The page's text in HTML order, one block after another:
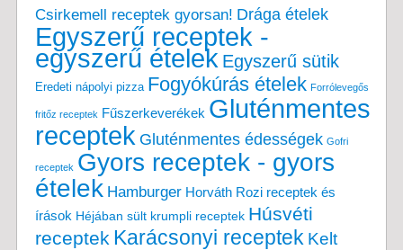
Csirkemell receptek gyorsan! Drága ételek
Egyszerű receptek -
egyszerű ételek Egyszerű sütik
Eredeti nápolyi pizza Fogyókúrás ételek Forrólevegős
fritőz receptek Fűszerkeverékek Gluténmentes
receptek Gluténmentes édességek Gofri
receptek Gyors receptek - gyors
ételek Hamburger Horváth Rozi receptek és
írások Héjában sült krumpli receptek Húsvéti
receptek Karácsonyi receptek Kelt